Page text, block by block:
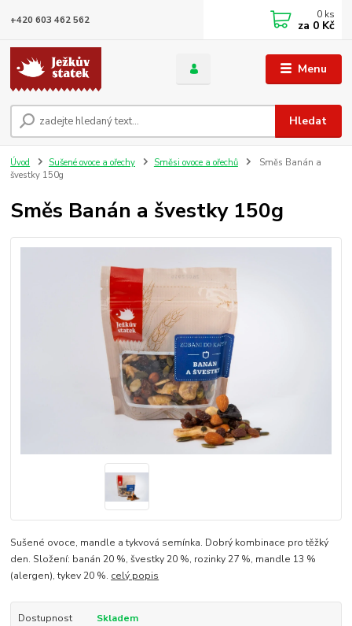
Menu
Hledat
+420 603 462 562 0 ks
za 0 Kč
Úvod Sušené ovoce a ořechy Směsi ovoce a ořechů
Směs Banán a
švestky 150g
Směs Banán a švestky 150g
Sušené ovoce, mandle a tykvová semínka. Dobrý kombinace pro těžký
den. Složení: banán 20 %, švestky 20 %, rozinky 27 %, mandle 13 %
(alergen), tykev 20 %. celý popis
Dostupnost Skladem